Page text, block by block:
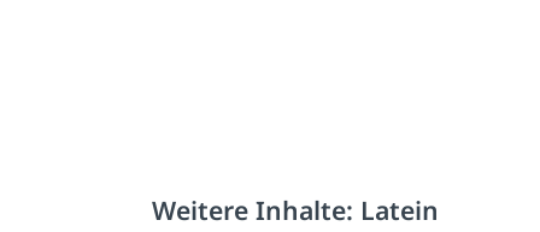
Weitere Inhalte: Latein